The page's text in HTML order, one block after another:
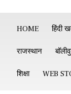
HOME हिंदी
राजस्थान
शिक्षा WEB